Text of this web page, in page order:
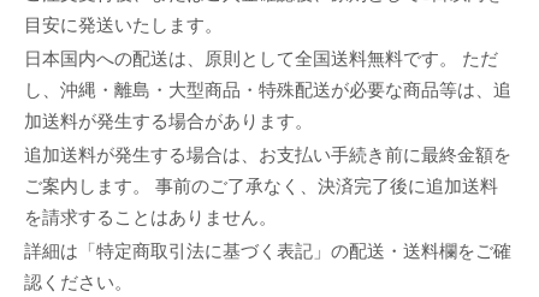
目安に発送いたします。
日本国内への配送は、原則として全国送料無料です。 ただ
し、沖縄・離島・大型商品・特殊配送が必要な商品等は、追
加送料が発生する場合があります。
追加送料が発生する場合は、お支払い手続き前に最終金額を
ご案内します。 事前のご了承なく、決済完了後に追加送料
を請求することはありません。
詳細は「特定商取引法に基づく表記」の配送・送料欄をご確
認ください。